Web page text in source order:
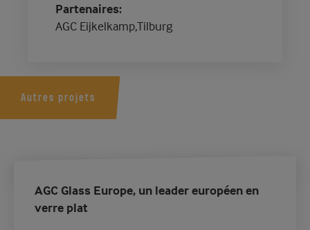
Partenaires
AGC Eijkelkamp,Tilburg
Autres projets
AGC Glass Europe, un leader européen en
verre plat